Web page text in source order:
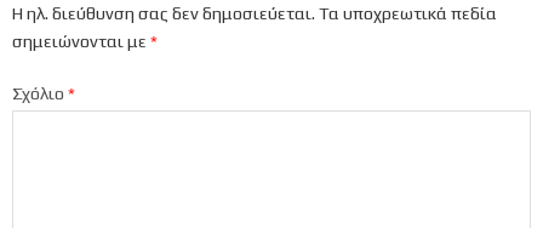
Η ηλ. διεύθυνση σας δεν δημοσιεύεται. Τα υποχρεωτικά πεδία
σημειώνονται με *
Σχόλιο *